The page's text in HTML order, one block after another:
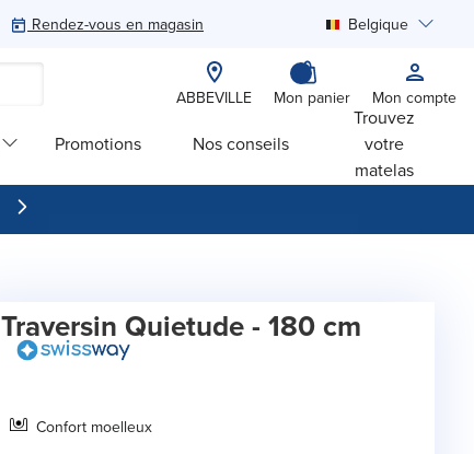
Rendez-vous en magasin Belgique
ABBEVILLE Mon panier Mon compte
Promotions Nos conseils
Trouvez
votre
matelas
Traversin Quietude - 180 cm
Confort moelleux